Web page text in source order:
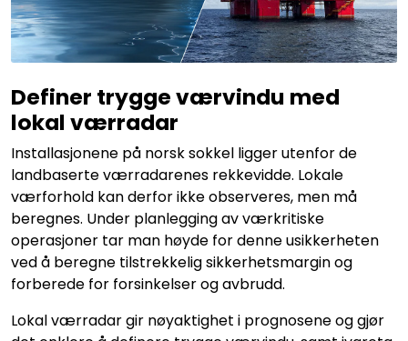
Definer trygge værvindu med
lokal værradar
Installasjonene på norsk sokkel ligger utenfor de
landbaserte værradarenes rekkevidde. Lokale
værforhold kan derfor ikke observeres, men må
beregnes. Under planlegging av værkritiske
operasjoner tar man høyde for denne usikkerheten
ved å beregne tilstrekkelig sikkerhetsmargin og
forberede for forsinkelser og avbrudd.
Lokal værradar gir nøyaktighet i prognosene og gjør